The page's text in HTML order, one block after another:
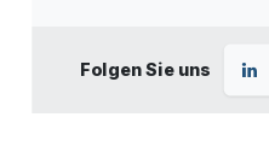
Folgen Sie uns